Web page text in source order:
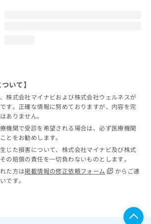
いて】
株式会社マイナビおよび株式会社ウェルネスが
す。正確な情報に努めておりますが、内容を完
ありません。
機関で受診を希望される場合は、必ず医療機関
とをお勧めします。
じた損害について、株式会社マイナビ及び株式
の賠償の責任を一切負わないものとします。
た方は掲載情報の修正依頼フォーム
からご連
です。